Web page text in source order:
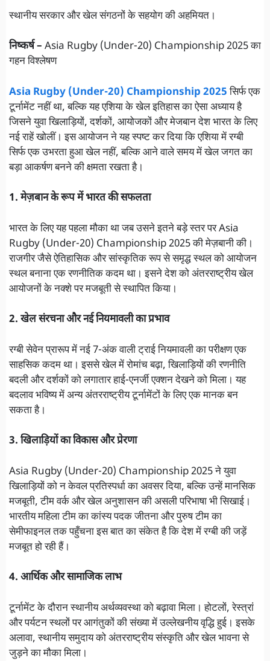
स्थानीय सरकार और खेल संगठनों के सहयोग की अहमियत।
निष्कर्ष – Asia Rugby (Under-20) Championship 2025 का
गहन विश्लेषण
Asia Rugby (Under-20) Championship 2025सिर्फ एक
टूर्नामेंट नहीं था, बल्कि यह एशिया के खेल इतिहास का ऐसा अध्याय है
जिसने युवा खिलाड़ियों, दर्शकों, आयोजकों और मेजबान देश भारत के लिए
नई राहें खोलीं। इस आयोजन ने यह स्पष्ट कर दिया कि एशिया में रग्बी
सिर्फ एक उभरता हुआ खेल नहीं, बल्कि आने वाले समय में खेल जगत का
बड़ा आकर्षण बनने की क्षमता रखता है।
1. मेज़बान के रूप में भारत की सफलता
भारत के लिए यह पहला मौका था जब उसने इतने बड़े स्तर पर Asia
Rugby (Under-20) Championship 2025 की मेज़बानी की।
राजगीर जैसे ऐतिहासिक और सांस्कृतिक रूप से समृद्ध स्थल को आयोजन
स्थल बनाना एक रणनीतिक कदम था। इसने देश को अंतरराष्ट्रीय खेल
आयोजनों के नक्शे पर मजबूती से स्थापित किया।
2. खेल संरचना और नई नियमावली का प्रभाव
रग्बी सेवेन प्रारूप में नई 7-अंक वाली ट्राई नियमावली का परीक्षण एक
साहसिक कदम था। इससे खेल में रोमांच बढ़ा, खिलाड़ियों की रणनीति
बदली और दर्शकों को लगातार हाई-एनर्जी एक्शन देखने को मिला। यह
बदलाव भविष्य में अन्य अंतरराष्ट्रीय टूर्नामेंटों के लिए एक मानक बन
सकता है।
3. खिलाड़ियों का विकास और प्रेरणा
Asia Rugby (Under-20) Championship 2025 ने युवा
खिलाड़ियों को न केवल प्रतिस्पर्धा का अवसर दिया, बल्कि उन्हें मानसिक
मजबूती, टीम वर्क और खेल अनुशासन की असली परिभाषा भी सिखाई।
भारतीय महिला टीम का कांस्य पदक जीतना और पुरुष टीम का
सेमीफाइनल तक पहुँचना इस बात का संकेत है कि देश में रग्बी की जड़ें
मजबूत हो रही हैं।
4. आर्थिक और सामाजिक लाभ
टूर्नामेंट के दौरान स्थानीय अर्थव्यवस्था को बढ़ावा मिला। होटलों, रेस्त्रां
और पर्यटन स्थलों पर आगंतुकों की संख्या में उल्लेखनीय वृद्धि हुई। इसके
अलावा, स्थानीय समुदाय को अंतरराष्ट्रीय संस्कृति और खेल भावना से
जुड़ने का मौका मिला।